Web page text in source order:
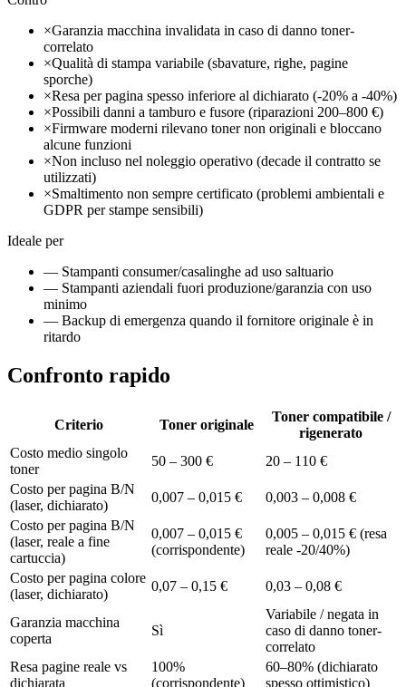
×Garanzia macchina invalidata in caso di danno toner-
correlato
×Qualità di stampa variabile (sbavature, righe, pagine
sporche)
×Resa per pagina spesso inferiore al dichiarato (-20% a -40%)
×Possibili danni a tamburo e fusore (riparazioni 200–800 €)
×Firmware moderni rilevano toner non originali e bloccano
alcune funzioni
×Non incluso nel noleggio operativo (decade il contratto se
utilizzati)
×Smaltimento non sempre certificato (problemi ambientali e
GDPR per stampe sensibili)
Ideale per
— Stampanti consumer/casalinghe ad uso saltuario
— Stampanti aziendali fuori produzione/garanzia con uso
minimo
— Backup di emergenza quando il fornitore originale è in
ritardo
Confronto rapido
Criterio Toner originale
Toner compatibile /
rigenerato
Costo medio singolo
toner
50 – 300 €
20 – 110 €
Costo per pagina B/N
(laser, dichiarato)
0,007 – 0,015 €
0,003 – 0,008 €
Costo per pagina B/N
(laser, reale a fine
cartuccia)
0,007 – 0,015 €
(corrispondente)
0,005 – 0,015 € (resa
reale -20/40%)
Costo per pagina colore
(laser, dichiarato)
0,07 – 0,15 € 0,03 – 0,08 €
Garanzia macchina
coperta
Sì
Variabile / negata in
caso di danno toner-
correlato
Resa pagine reale vs
dichiarata
100%
(corrispondente)
60–80% (dichiarato
spesso ottimistico)